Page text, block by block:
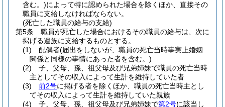
含む。)によって特に認められた場合を除くほか、直接その
職員に支給しなければならない。
(死亡した職員の給与の支給)
第5条
職員が死亡した場合におけるその職員の給与は、次に
掲げる遺族に支給するものとする。
(1)
配偶者(届出をしないが、職員の死亡当時事実上婚姻
関係と同様の事情にあった者を含む。)
(2)
子、父母、孫、祖父母及び兄弟姉妹で職員の死亡当時
主としてその収入によって生計を維持していた者
(3)
前2号に掲げる者を除くほか、職員の死亡当時主とし
てその収入によって生計を維持していた親族
(4)
子、父母、孫、祖父母及び兄弟姉妹で第2号に該当し